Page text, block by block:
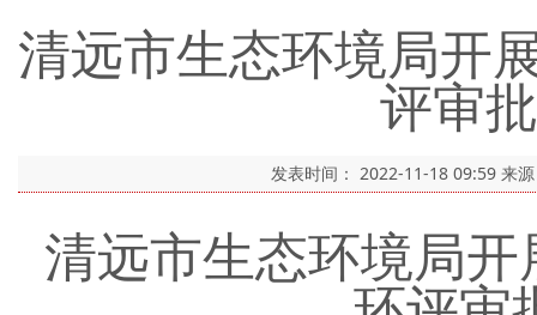
清远市生态环境局开
评审
发表时间： 2022-11-18 09:59 来
清远市生态环境局开